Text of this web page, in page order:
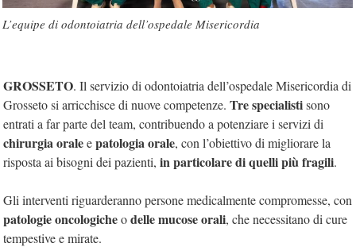
L’equipe di odontoiatria dell’ospedale Misericordia
GROSSETO. Il servizio di odontoiatria dell’ospedale Misericordia di
Grosseto si arricchisce di nuove competenze. Tre specialistisono
entrati a far parte del team, contribuendo a potenziare i servizi di
chirurgia oraleepatologia orale, con l’obiettivo di migliorare la
risposta ai bisogni dei pazienti, in particolare di quelli più fragili.
Gli interventi riguarderanno persone medicalmente compromesse, con
patologie oncologicheodelle mucose orali, che necessitano di cure
tempestive e mirate.